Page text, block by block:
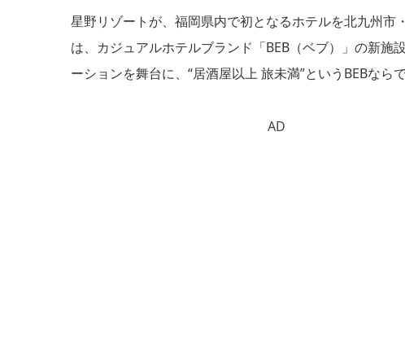
星野リゾートが、福岡県内で初となるホテルを北九州
は、カジュアルホテルブランド「BEB（ベブ）」の新施
ーションを舞台に、“居酒屋以上 旅未満”というBEBなら
AD